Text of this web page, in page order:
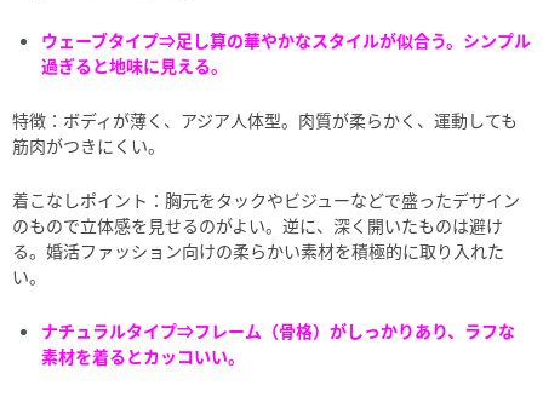
ウェーブタイプ⇒足し算の華やかなスタイルが似合う。シンプル
過ぎると地味に見える。
特徴：ボディが薄く、アジア人体型。肉質が柔らかく、運動しても
筋肉がつきにくい。
着こなしポイント：胸元をタックやビジューなどで盛ったデザイン
のもので立体感を見せるのがよい。逆に、深く開いたものは避け
る。婚活ファッション向けの柔らかい素材を積極的に取り入れた
い。
ナチュラルタイプ⇒フレーム（骨格）がしっかりあり、ラフな
素材を着るとカッコいい。